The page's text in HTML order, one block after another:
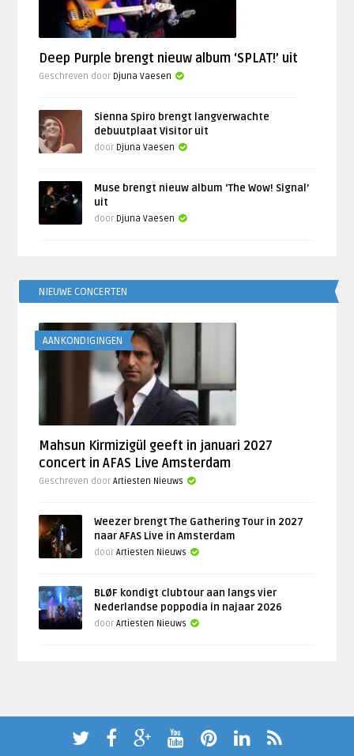
Deep Purple brengt nieuw album ‘SPLAT!’ uit
Geschreven door Djuna Vaesen
Sienna Spiro brengt langverwachte
debuutplaat Visitor uit
door Djuna Vaesen
Muse brengt nieuw album ‘The Wow! Signal’
uit
door Djuna Vaesen
NIEUWE CONCERTEN
AANKONDIGINGEN
Mahsun Kirmizigül geeft in januari 2027
concert in AFAS Live Amsterdam
Geschreven doorArtiesten Nieuws
Weezer brengt The Gathering Tour in 2027
naar AFAS Live in Amsterdam
doorArtiesten Nieuws
BLØF kondigt clubtour aan langs vier
Nederlandse poppodia in najaar 2026
doorArtiesten Nieuws